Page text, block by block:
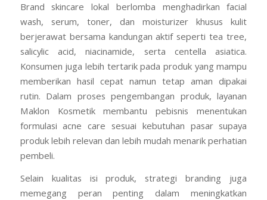
Brand skincare lokal berlomba menghadirkan facial
wash, serum, toner, dan moisturizer khusus kulit
berjerawat bersama kandungan aktif seperti tea tree,
salicylic acid, niacinamide, serta centella asiatica.
Konsumen juga lebih tertarik pada produk yang mampu
memberikan hasil cepat namun tetap aman dipakai
rutin. Dalam proses pengembangan produk, layanan
Maklon Kosmetik membantu pebisnis menentukan
formulasi acne care sesuai kebutuhan pasar supaya
produk lebih relevan dan lebih mudah menarik perhatian
pembeli.
Selain kualitas isi produk, strategi branding juga
memegang peran penting dalam meningkatkan